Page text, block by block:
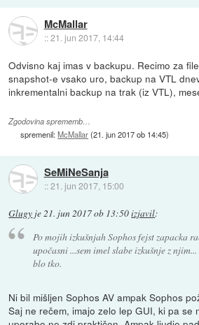
McMallar
::21. jun 2017, 14:44
Odvisno kaj imas v backupu. Recimo za
snapshot-e vsako uro, backup na VTL
inkrementalni backup na trak (iz VTL),
Zgodovina sprememb…
spremenil:McMallar(21. jun 2017 ob 14:45)
SeMiNeSanja
::21. jun 2017, 15:00
Glugy je21. jun 2017 ob 13:50izjavil:
Po mojih izkušnjah Sophos fejst zapacka
upočasni ...sem imel slabe izkušnje z
blo tko.
Ni bil mišljen Sophos AV ampak Sophos
Saj ne rečem, imajo zelo lep GUI, ki pa se